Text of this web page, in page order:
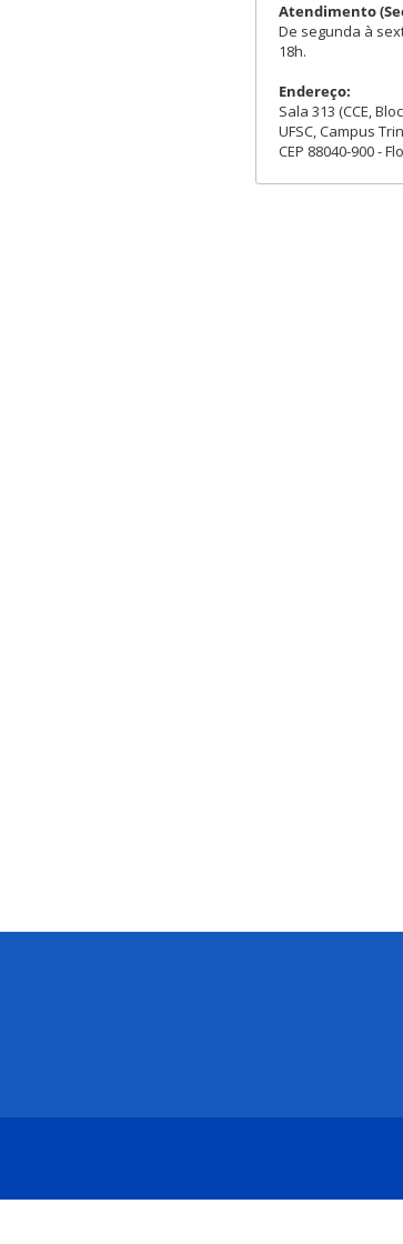
Atendimento
De segunda à
18h.
Endereço:
Sala 313 (CCE,
UFSC, Campus
CEP 88040-900 -